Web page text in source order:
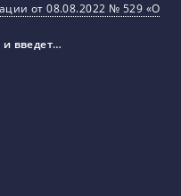
от 08.08.2022 № 529 «О
введет…